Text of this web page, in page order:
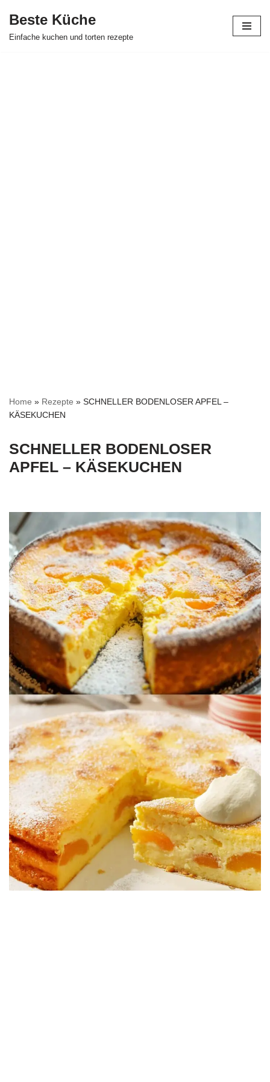
Zum
Beste Küche
Einfache kuchen und torten rezepte
Home » Rezepte » SCHNELLER BODENLOSER APFEL –
KÄSEKUCHEN
SCHNELLER BODENLOSER
APFEL – KÄSEKUCHEN